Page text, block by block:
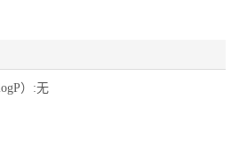
）:无